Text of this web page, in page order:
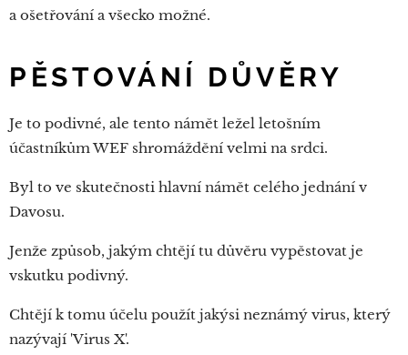
a ošetřování a všecko možné.
PĚSTOVÁNÍ DŮVĚRY
Je to podivné, ale tento námět ležel letošním
účastníkům WEF shromáždění velmi na srdci.
Byl to ve skutečnosti hlavní námět celého jednání v
Davosu.
Jenže způsob, jakým chtějí tu důvěru vypěstovat je
vskutku podivný.
Chtějí k tomu účelu použít jakýsi neznámý virus, který
nazývají 'Virus X'.